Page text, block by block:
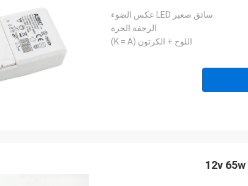
سائق صغير LED عكس الضوء
الرجفة الحرة
اللوح + الكرتون (K = A)